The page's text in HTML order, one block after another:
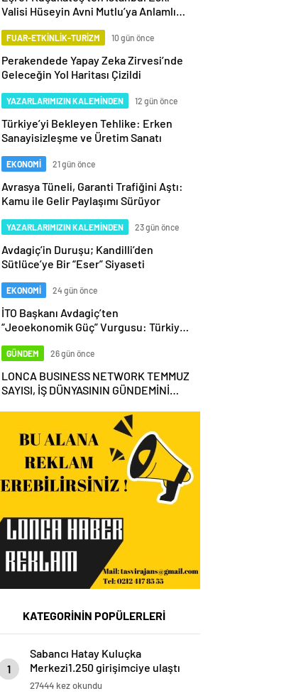
Valisi Hüseyin Avni Mutlu’ya Anlamlı
FUAR-ETKİNLİK-TURİZM 10 gün önce
Perakendede Yapay Zeka Zirvesi’nde
Geleceğin Yol Haritası Çizildi
YAZARLARIMIZIN KALEMİNDEN 12 gün önce
Türkiye’yi Bekleyen Tehlike: Erken
Sanayisizleşme ve Üretim Sanatı
EKONOMİ 21 gün önce
Avrasya Tüneli, Garanti Trafiğini Aştı:
Kamu ile Gelir Paylaşımı Sürüyor
YAZARLARIMIZIN KALEMİNDEN 23 gün önce
Avdagiç’in Duruşu; Kandilli’den
Sütlüce’ye Bir “Eser” Siyaseti
EKONOMİ 24 gün önce
İTO Başkanı Avdagiç’ten
“Jeoekonomik Güç” Vurgusu: Türkiye,
Olmalı
GÜNDEM 26 gün önce
LONCA BUSINESS NETWORK TEMMUZ
SAYISI, İŞ DÜNYASININ GÜNDEMİNİ
KATEGORİNİN POPÜLERLERİ
1
Sabancı Hatay Kuluçka
Merkezi1.250 girişimciye ulaştı
27444 kez okundu